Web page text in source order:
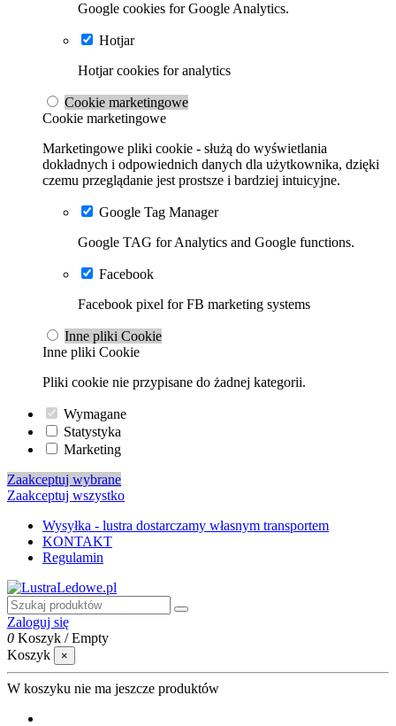
Google cookies for Google Analytics.
Hotjar
Hotjar cookies for analytics
Cookie marketingowe
Cookie marketingowe
Marketingowe pliki cookie - służą do wyświetlania
dokładnych i odpowiednich danych dla użytkownika, dzięki
czemu przeglądanie jest prostsze i bardziej intuicyjne.
Google Tag Manager
Google TAG for Analytics and Google functions.
Facebook
Facebook pixel for FB marketing systems
Inne pliki Cookie
Inne pliki Cookie
Pliki cookie nie przypisane do żadnej kategorii.
Wymagane
Statystyka
Marketing
Zaakceptuj wybrane
Zaakceptuj wszystko
Wysyłka - lustra dostarczamy własnym transportem
KONTAKT
Regulamin
Zaloguj się
0 Koszyk /Empty
Koszyk
×
W koszyku nie ma jeszcze produktów